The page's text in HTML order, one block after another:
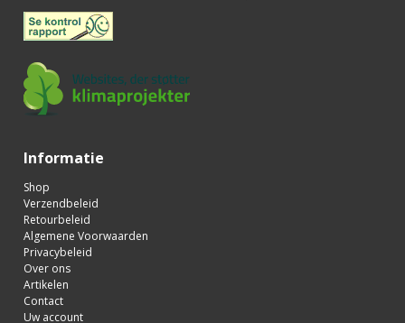
Informatie
Shop
Verzendbeleid
Retourbeleid
Algemene Voorwaarden
Privacybeleid
Over ons
Artikelen
Contact
Uw account